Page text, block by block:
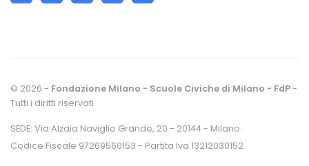
© 2026 - Fondazione Milano - Scuole Civiche di Milano - FdP-
Tutti i diritti riservati
SEDE: Via Alzaia Naviglio Grande, 20 - 20144 - Milano
Codice Fiscale 97269560153 - Partita Iva 13212030152